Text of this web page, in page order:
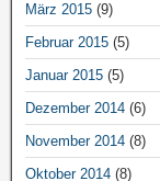
März 2015 (9)
Februar 2015 (5)
Januar 2015 (5)
Dezember 2014 (6)
November 2014 (8)
Oktober 2014 (8)